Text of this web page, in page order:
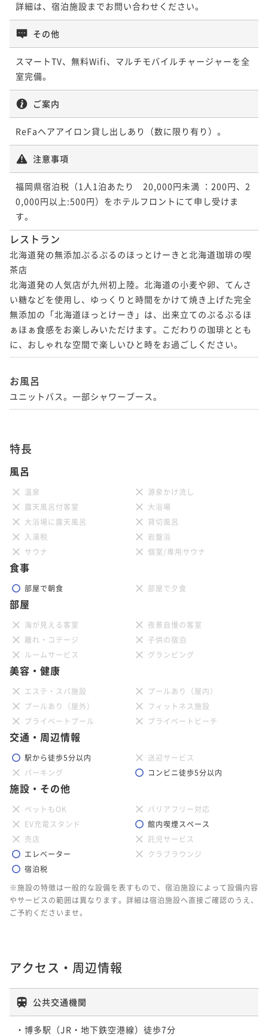
詳細は、宿泊施設までお問い合わせください。
その他
スマートTV、無料Wifi、マルチモバイルチャージャーを全
室完備。
ご案内
ReFaヘアアイロン貸し出しあり（数に限り有り）。
注意事項
福岡県宿泊税（1人1泊あたり　20,000円未満 ：200円、2
0,000円以上:500円）をホテルフロントにて申し受けま
す。
レストラン
北海道発の無添加ぷるぷるのほっとけーきと北海道珈琲の喫
茶店
北海道発の人気店が九州初上陸。北海道の小麦や卵、てんさ
い糖などを使用し、ゆっくりと時間をかけて焼き上げた完全
無添加の「北海道ほっとけーき」は、出来立てのぷるぷるほ
ぁほぁ食感をお楽しみいただけます。こだわりの珈琲ととも
に、おしゃれな空間で楽しいひと時をお過ごしください。
お風呂
ユニットバス。一部シャワーブース。
特長
風呂
温泉
源泉かけ流し
露天風呂付客室
大浴場
大浴場に露天風呂
貸切風呂
入湯税
岩盤浴
サウナ
個室/専用サウナ
食事
部屋で朝食 部屋で夕食
部屋
海が見える客室
夜景自慢の客室
離れ・コテージ
子供の宿泊
ルームサービス
グランピング
美容・健康
エステ・スパ施設
プールあり（屋内）
プールあり（屋外）
フィットネス施設
プライベートプール
プライベートビーチ
交通・周辺情報
駅から徒歩5分以内
送迎サービス
パーキング
コンビニ徒歩5分以内
施設・その他
ペットもOK
バリアフリー対応
EV充電スタンド
館内喫煙スペース
売店
託児サービス
エレベーター
クラブラウンジ
宿泊税
※施設の特徴は一般的な設備を表すもので、宿泊施設によって設備内容
やサービスの範囲は異なります。詳細は宿泊施設へ直接ご確認のうえ、
ご予約くださいませ。
アクセス・周辺情報
公共交通機関
・博多駅（JR・地下鉄空港線）徒歩7分